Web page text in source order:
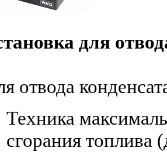
для
отвода
Техника
сгорания топлива